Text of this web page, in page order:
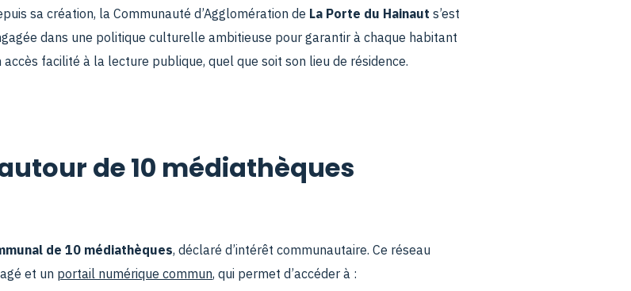
sa création, la Communauté d’Agglomération de La Porte du Hainaut s’est
dans une politique culturelle ambitieuse pour garantir à chaque habitant
accès facilité à la lecture publique, quel que soit son lieu de résidence.
de 10 médiathèques
de 10 médiathèques, déclaré d’intérêt communautaire. Ce réseau
et un portail numérique commun, qui permet d’accéder à :